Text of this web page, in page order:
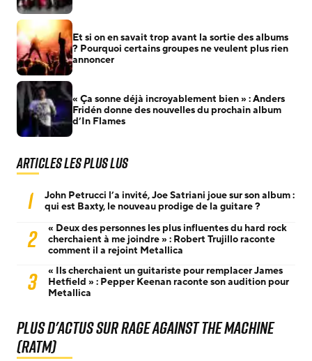
Et si on en savait trop avant la sortie des albums
? Pourquoi certains groupes ne veulent plus rien
annoncer
« Ça sonne déjà incroyablement bien » : Anders
Fridén donne des nouvelles du prochain album
d’In Flames
Articles les plus lus
1
John Petrucci l’a invité, Joe Satriani joue sur son album :
qui est Baxty, le nouveau prodige de la guitare ?
2
« Deux des personnes les plus influentes du hard rock
cherchaient à me joindre » : Robert Trujillo raconte
comment il a rejoint Metallica
3
« Ils cherchaient un guitariste pour remplacer James
Hetfield » : Pepper Keenan raconte son audition pour
Metallica
Plus d'actus sur Rage Against The Machine
(RATM)